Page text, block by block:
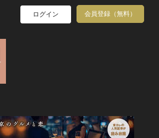
ログイン 会員登録（無料）